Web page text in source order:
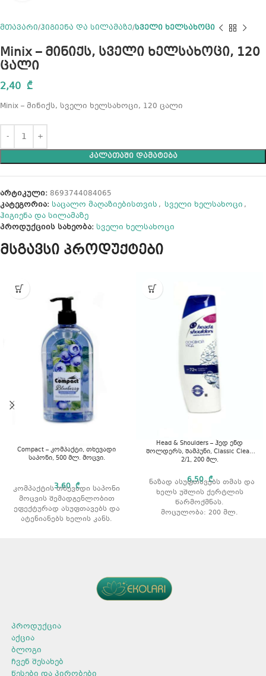
მთავარი ჰიგიენა და სილამაზე სველი ხელსახოცი
Minix – მინიქს, სველი ხელსახოცი, 120
ცალი
2,40 ₾
Minix – მინიქს, სველი ხელსახოცი, 120 ცალი
ᲙᲐᲚᲐᲗᲐᲨᲘ ᲓᲐᲛᲐᲢᲔᲑᲐ
არტიკული: 8693744084065
კატეგორია: საცალო მაღაზიებისთვის , სველი ხელსახოცი ,
ჰიგიენა და სილამაზე
პროდუქციის სახეობა: სველი ხელსახოცი
მსგავსი პროდუქტები
Compact – კომპაქტი, თხევადი
საპონი, 500 მლ. მოცვი.
3,60₾
კომპაქტის თხევადი საპონი
მოცვის შემადგენლობით
ეფექტურად ასუფთავებს და
ატენიანებს ხელის კანს.
Head & Shoulders – ჰედ ენდ
შოლდერს, შამპუნი, Classic Clean
2/1, 200 მლ.
6,50₾
ნაზად ასუფთავებს თმას და
ხელს უშლის ქერტლის
წარმოქმნას.
მოცულობა: 200 მლ.
პროდუქცია
აქცია
ბლოგი
ჩვენ შესახებ